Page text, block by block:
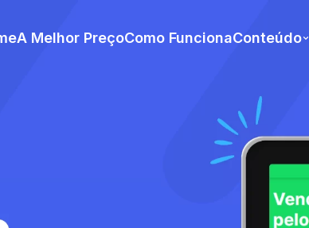
A Melhor PreçoComo FuncionaConteúdo